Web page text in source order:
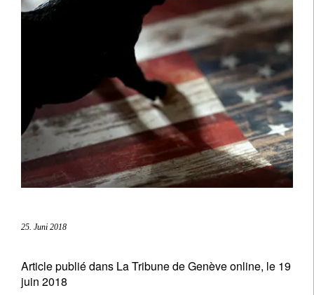
25. Juni 2018
Article publié dans La Tribune de Genève online, le 19
juin 2018